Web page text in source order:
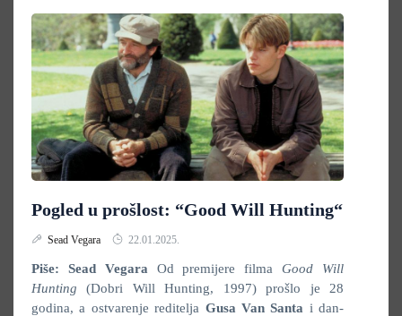
Pogled u prošlost: “Good Will Hunting“
Sead Vegara 22.01.2025.
Piše: Sead Vegara Od premijere filmaGood Will
Hunting(Dobri Will Hunting, 1997) prošlo je 28
godina, a ostvarenje reditelja Gusa Van Santa i dan-